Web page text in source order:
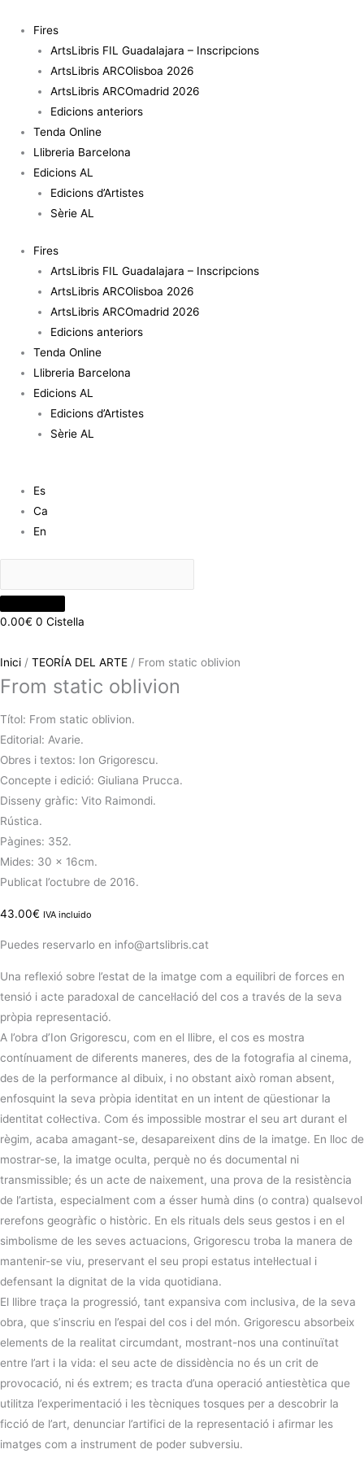
contingut
Fires
ArtsLibris FIL Guadalajara – Inscripcions
ArtsLibris ARCOlisboa 2026
ArtsLibris ARCOmadrid 2026
Edicions anteriors
Tenda Online
Llibreria Barcelona
Edicions AL
Edicions d’Artistes
Sèrie AL
Fires
ArtsLibris FIL Guadalajara – Inscripcions
ArtsLibris ARCOlisboa 2026
ArtsLibris ARCOmadrid 2026
Edicions anteriors
Tenda Online
Llibreria Barcelona
Edicions AL
Edicions d’Artistes
Sèrie AL
Es
Ca
En
0.00€ 0 Cistella
Inici / TEORÍA DEL ARTE / From static oblivion
From static oblivion
Títol: From static oblivion.
Editorial: Avarie.
Obres i textos: Ion Grigorescu.
Concepte i edició: Giuliana Prucca.
Disseny gràfic: Vito Raimondi.
Rústica.
Pàgines: 352.
Mides: 30 x 16cm.
Publicat l’octubre de 2016.
43.00€ IVA incluido
Puedes reservarlo en info@artslibris.cat
Una reflexió sobre l’estat de la imatge com a equilibri de forces en
tensió i acte paradoxal de cancel·lació del cos a través de la seva
pròpia representació.
A l’obra d’Ion Grigorescu, com en el llibre, el cos es mostra
contínuament de diferents maneres, des de la fotografia al cinema,
des de la performance al dibuix, i no obstant això roman absent,
enfosquint la seva pròpia identitat en un intent de qüestionar la
identitat col·lectiva. Com és impossible mostrar el seu art durant el
règim, acaba amagant-se, desapareixent dins de la imatge. En lloc de
mostrar-se, la imatge oculta, perquè no és documental ni
transmissible; és un acte de naixement, una prova de la resistència
de l’artista, especialment com a ésser humà dins (o contra) qualsevol
rerefons geogràfic o històric. En els rituals dels seus gestos i en el
simbolisme de les seves actuacions, Grigorescu troba la manera de
mantenir-se viu, preservant el seu propi estatus intel·lectual i
defensant la dignitat de la vida quotidiana.
El llibre traça la progressió, tant expansiva com inclusiva, de la seva
obra, que s’inscriu en l’espai del cos i del món. Grigorescu absorbeix
elements de la realitat circumdant, mostrant-nos una continuïtat
entre l’art i la vida: el seu acte de dissidència no és un crit de
provocació, ni és extrem; es tracta d’una operació antiestètica que
utilitza l’experimentació i les tècniques tosques per a descobrir la
ficció de l’art, denunciar l’artifici de la representació i afirmar les
imatges com a instrument de poder subversiu.